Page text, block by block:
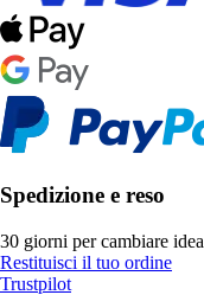
Spedizione e reso
30 giorni per cambiare idea
Restituisci il tuo ordine
Trustpilot